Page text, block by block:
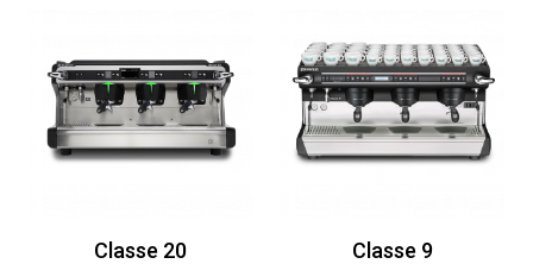
Classe 20 Classe 9